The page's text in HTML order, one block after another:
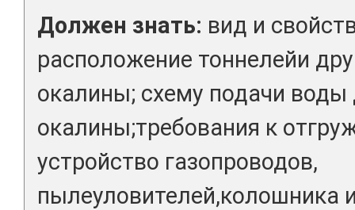
Должен знать: вид и
расположение тоннелейи
окалины; схему подачи
окалины;требования к
устройство газопроводов,
пылеуловителей,колошника